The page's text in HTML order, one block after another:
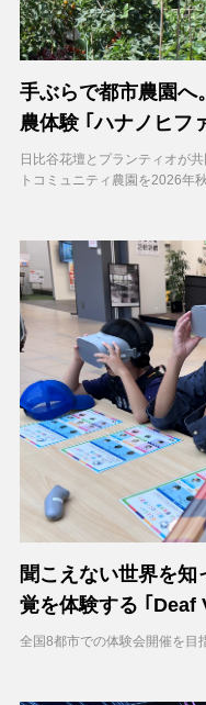
手ぶらで都市農園へ
農体験 ｢ハナノヒフ
日比谷花壇とプランティオが
トコミュニティ農園を2026年
聞こえない世界を知
覚を体験する ｢Deaf
援募集を開始
全国8都市での体験会開催を目